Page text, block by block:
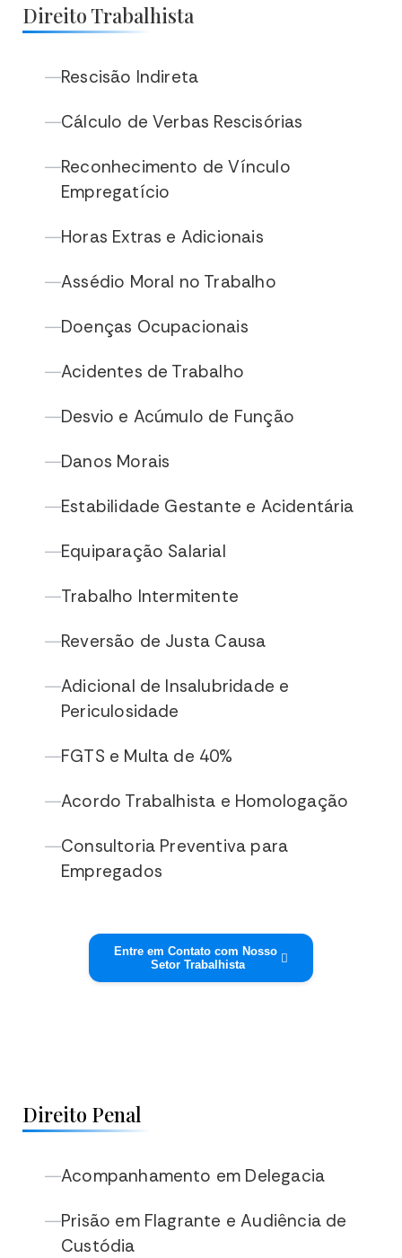
Direito Trabalhista
—Rescisão Indireta
—Cálculo de Verbas Rescisórias
—Reconhecimento de Vínculo
Empregatício
—Horas Extras e Adicionais
—Assédio Moral no Trabalho
—Doenças Ocupacionais
—Acidentes de Trabalho
—Desvio e Acúmulo de Função
—Danos Morais
—Estabilidade Gestante e Acidentária
—Equiparação Salarial
—Trabalho Intermitente
—Reversão de Justa Causa
—Adicional de Insalubridade e
Periculosidade
—FGTS e Multa de 40%
—Acordo Trabalhista e Homologação
—Consultoria Preventiva para
Empregados
Entre em Contato com Nosso
Setor Trabalhista
Direito Penal
—Acompanhamento em Delegacia
—Prisão em Flagrante e Audiência de
Custódia